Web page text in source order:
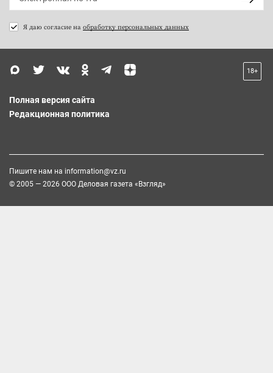
Я даю согласие на обработку персональных данных
18+
Полная версия сайта
Редакционная политика
Пишите нам на information@vz.ru
© 2005 — 2026 ООО Деловая газета «Взгляд»